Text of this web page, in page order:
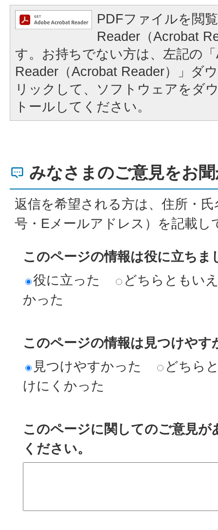
PDFファイルを閲
Reader（Acrobat
す。お持ちでない方は、左記の
Reader（Acrobat Reader）」ダ
リックして、ソフトウェアをダ
トールしてください。
みなさまのご意見をお
返信を希望される方は、住所・
号・Eメールアドレス）を記載し
このページの情報は役に立ちま
役に立った
どちらともい
かった
このページの情報は見つけやす
見つけやすかった
どちら
けにくかった
このページに関してのご意見
ください。